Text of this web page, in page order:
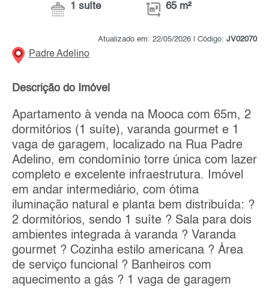
1 suíte 65 m²
Atualizado em: 22/05/2026 | Código: JV02070
Padre Adelino
Descrição do Imóvel
Apartamento à venda na Mooca com 65m, 2
dormitórios (1 suíte), varanda gourmet e 1
vaga de garagem, localizado na Rua Padre
Adelino, em condomínio torre única com lazer
completo e excelente infraestrutura. Imóvel
em andar intermediário, com ótima
iluminação natural e planta bem distribuída: ?
2 dormitórios, sendo 1 suíte ? Sala para dois
ambientes integrada à varanda ? Varanda
gourmet ? Cozinha estilo americana ? Área
de serviço funcional ? Banheiros com
aquecimento a gás ? 1 vaga de garagem